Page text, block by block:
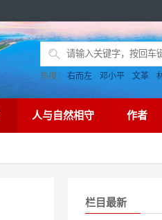
热搜： 右而左 邓小平 文革
人与自然相守 作者
栏目最新